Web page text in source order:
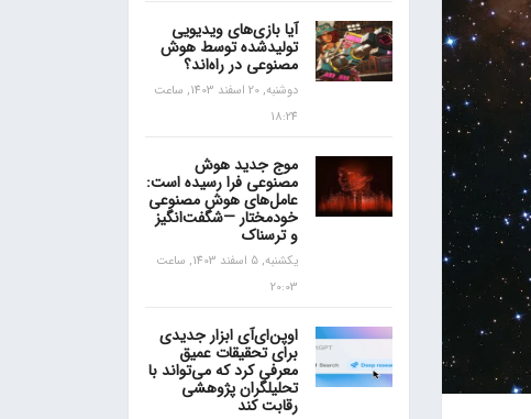
آیا بازی‌های ویدیویی
تولیدشده توسط هوش
مصنوعی در راه‌اند؟
دوشنبه, 20 اسفند 1403, ساعت
18:24
موج جدید هوش
مصنوعی فرا رسیده است:
عامل‌های هوش مصنوعی
خودمختار —شگفت‌انگیز
و ترسناک
یکشنبه, 5 اسفند 1403, ساعت
20:03
اوپن‌ای‌آی ابزار جدیدی
برای تحقیقات عمیق
معرفی کرد که می‌تواند با
تحلیلگران پژوهشی
رقابت کند